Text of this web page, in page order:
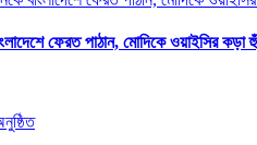
ফেরত পাঠান, মোদিকে ওয়াইসির কড়া